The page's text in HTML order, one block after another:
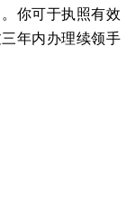
你可于执照有效
年内办理续领手